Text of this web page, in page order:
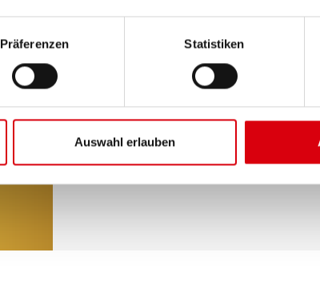
Präferenzen Statistiken
Auswahl erlauben
#ZettiRezept
Sei Teil unserer Community! Poste dazu einfach